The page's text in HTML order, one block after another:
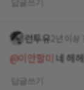
런투유2년 이상
@이안할미 네 헤